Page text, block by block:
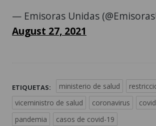
— Emisoras Unidas
August 27, 2021
ETIQUETAS: ministerio de salud
viceministro de salud
coronavirus
pandemia
casos de covid-19